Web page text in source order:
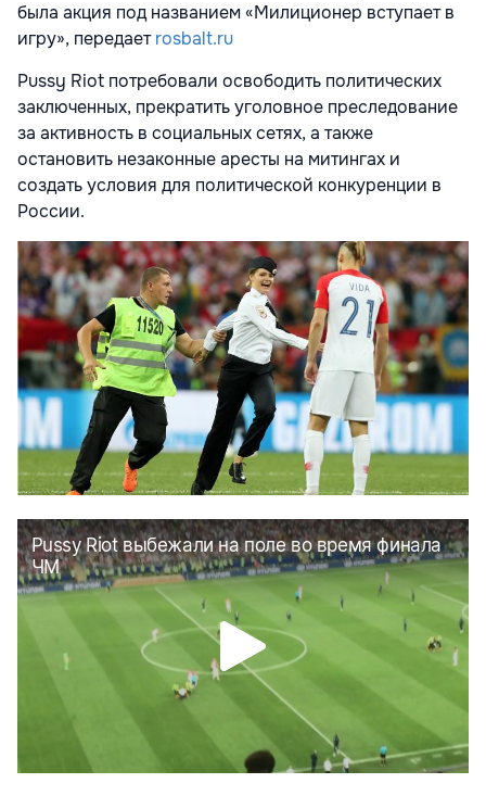
была акция под названием «Милиционер вступает в
игру», передаетrosbalt.ru
Pussy Riot потребовали освободить политических
заключенных, прекратить уголовное преследование
за активность в социальных сетях, а также
остановить незаконные аресты на митингах и
создать условия для политической конкуренции в
России.